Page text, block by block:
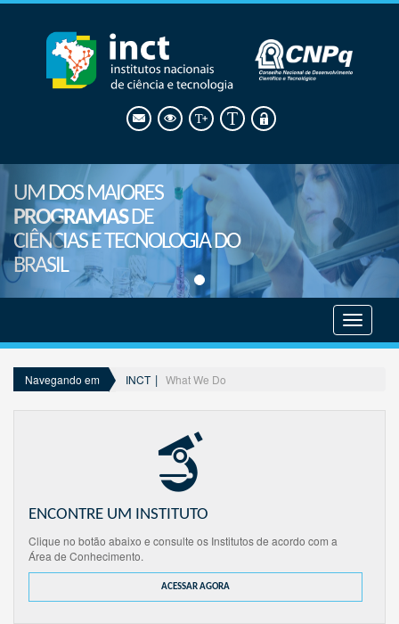
UM DOS MAIORES
PROGRAMASDE
CIÊNCIAS E TECNOLOGIA DO
BRASIL
menu
Navegando em INCT What We Do
ENCONTRE UM INSTITUTO
Clique no botão abaixo e consulte os Institutos de acordo com a
Área de Conhecimento.
ACESSAR AGORA